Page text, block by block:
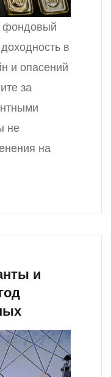
фондовый
в
и опасений
за
не
на
и